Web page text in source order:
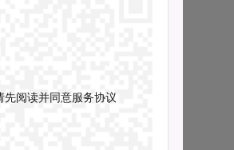
先阅读并同意服务协议